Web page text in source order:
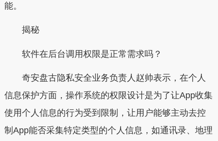
能。
揭秘
软件在后台调用权限是正常需求吗？
奇安盘古隐私安全业务负责人赵帅表示，在个人
信息保护方面，操作系统的权限设计是为了让App收集
使用个人信息的行为受到限制，让用户能够主动去控
制App能否采集特定类型的个人信息，如通讯录、地理